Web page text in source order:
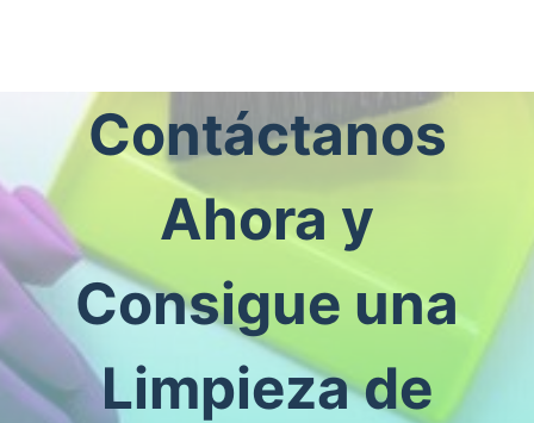
Contáctanos
Ahora y
Consigue una
Limpieza de